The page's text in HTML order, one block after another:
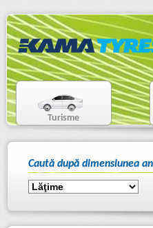
Turisme
Caută după dimensiunea